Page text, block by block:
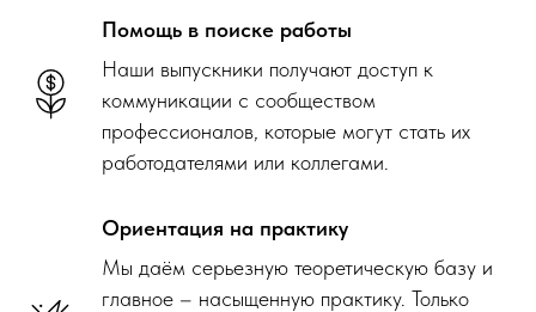
Помощь в поиске работы
Наши выпускники получают доступ к
коммуникации с сообществом
профессионалов, которые могут стать их
работодателями или коллегами.
Ориентация на практику
Мы даём серьезную теоретическую базу и
главное – насыщенную практику. Только